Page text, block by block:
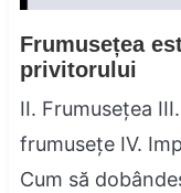
Frumusețea
privitorului
II. Frumusețea
frumusețe IV.
Cum să